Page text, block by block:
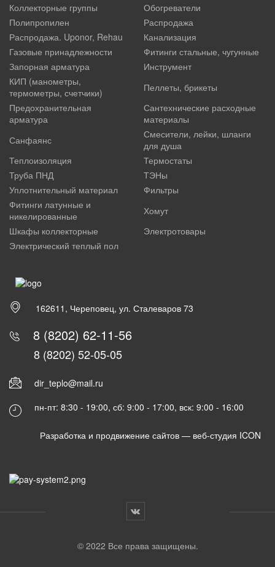
Коллекторные группы
Обогреватели
Полипропилен
Распродажа
Распродажа. Uponor, Rehau
Канализация
Газовые принадлежности
Фитинги стальные, чугунные
Запорная арматура
Инструмент
КИП (манометры,
термометры, счетчики)
Пеллеты, брикеты
Предохранительная
арматура
Сантехнические расходные
материалы
Санфаянс
Смесители, лейки, шланги
для душа
Теплоизоляция
Термостаты
Труба ПНД
ТЭНы
Уплотнительный материал
Фильтры
Фитинги латунные и
никелированные
Хомут
Шкафы коллекторные
Электротовары
Электрический теплый пол
162611, Череповец, ул. Сталеваров 73
8 (8202) 62-11-56
8 (8202) 52-05-05
dir_teplo@mail.ru
пн-пт: 8:30 - 19:00, сб: 9:00 - 17:00, вск: 9:00 - 16:00
Разработка и продвижение сайтов — веб-студия ICON
© 2022 Все права защищены.